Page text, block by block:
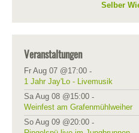
Selber
Veranstaltungen
Fr Aug 07 @17:00 -
1 Jahr Jay'Lo - Livemusik
Sa Aug 08 @15:00 -
Weinfest am Grafenmühlweiher
So Aug 09 @20:00 -